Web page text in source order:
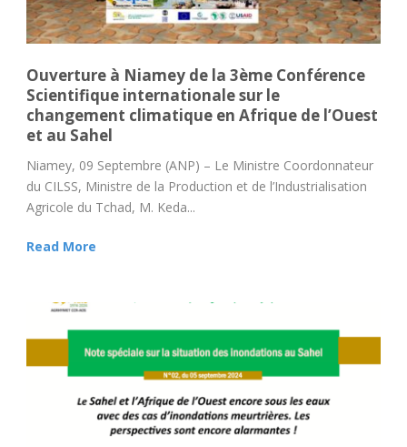
Ouverture à Niamey de la 3ème Conférence
Scientifique internationale sur le
changement climatique en Afrique de l’Ouest
et au Sahel
Niamey, 09 Septembre (ANP) – Le Ministre Coordonnateur
du CILSS, Ministre de la Production et de l’Industrialisation
Agricole du Tchad, M. Keda...
Read More